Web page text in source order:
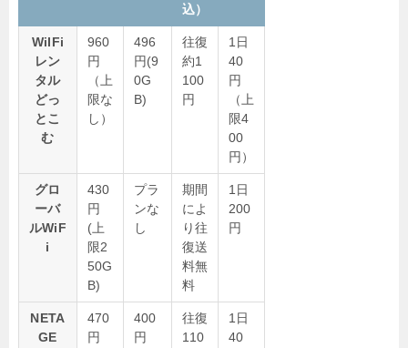
込）
WiIFi
レン
タル
どっ
とこ
む
960
円
（上
限な
し）
496
円(9
0G
B)
往復
約1
100
円
1日
40
円
（上
限4
00
円）
グロ
ーバ
ルWiF
i
430
円
(上
限2
50G
B)
プラ
ンな
し
期間
によ
り往
復送
料無
料
1日
200
円
NETA
GE
470
円
400
円
往復
110
1日
40